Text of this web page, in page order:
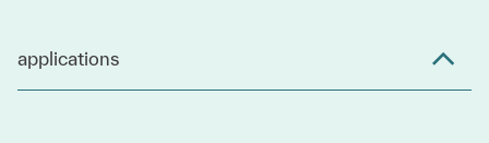
applications